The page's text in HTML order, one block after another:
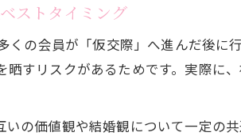
ストタイミング
くの会員が「仮交際」へ進んだ後
すリスクがあるためです。実際に
の価値観や結婚観について一定の